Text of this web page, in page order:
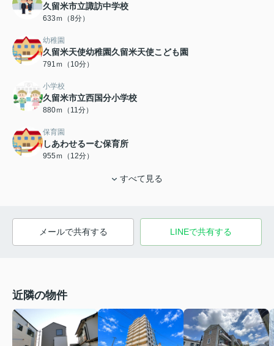
久留米市立諏訪中学校
633ｍ（8分）
幼稚園
久留米天使幼稚園久留米天使こども園
791ｍ（10分）
小学校
久留米市立西国分小学校
880ｍ（11分）
保育園
しあわせるーむ保育所
955ｍ（12分）
すべて見る
メールで共有する LINEで共有する
近隣の物件